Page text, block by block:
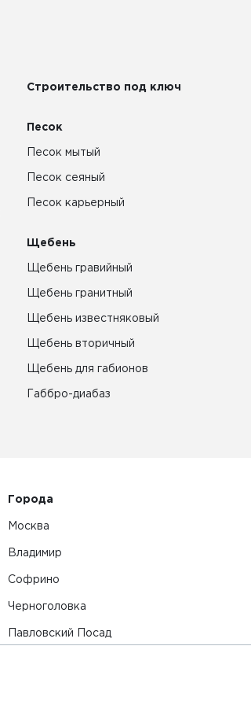
Строительство под ключ
Песок
Песок мытый
Песок сеяный
Песок карьерный
Щебень
Щебень гравийный
Щебень гранитный
Щебень известняковый
Щебень вторичный
Щебень для габионов
Габбро-диабаз
Города
Москва
Владимир
Софрино
Черноголовка
Павловский Посад